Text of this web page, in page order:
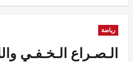
رياضة
الـصـراع الـخـفـي